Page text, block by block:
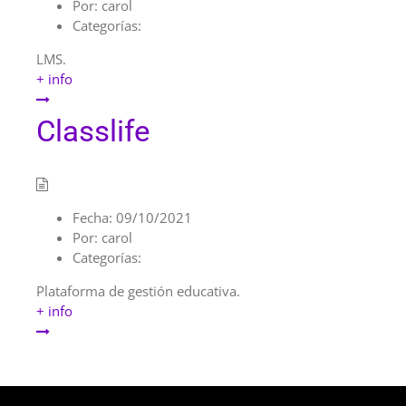
Por: carol
Categorías:
LMS.
+ info
Classlife
Fecha: 09/10/2021
Por: carol
Categorías:
Plataforma de gestión educativa.
+ info